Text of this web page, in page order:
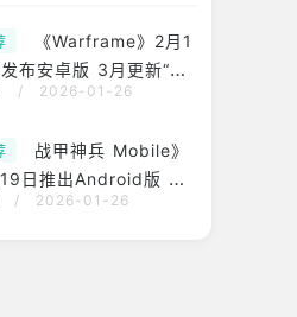
《Warframe》2月1
布安卓版 3月更新“Sh
将推出第64款全
/ 2026-01-26
战甲神兵 Mobile》
日推出Android版 将
Shadowgrapher大
/ 2026-01-26